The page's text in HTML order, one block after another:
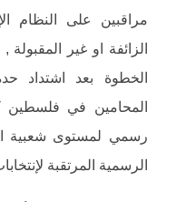
مراقبين على النظام
الزائفة او غير
الخطوة بعد اشتداد
المحامين في فلسطين
رسمي لمستوى شعبية
الرسمية المرتقبة